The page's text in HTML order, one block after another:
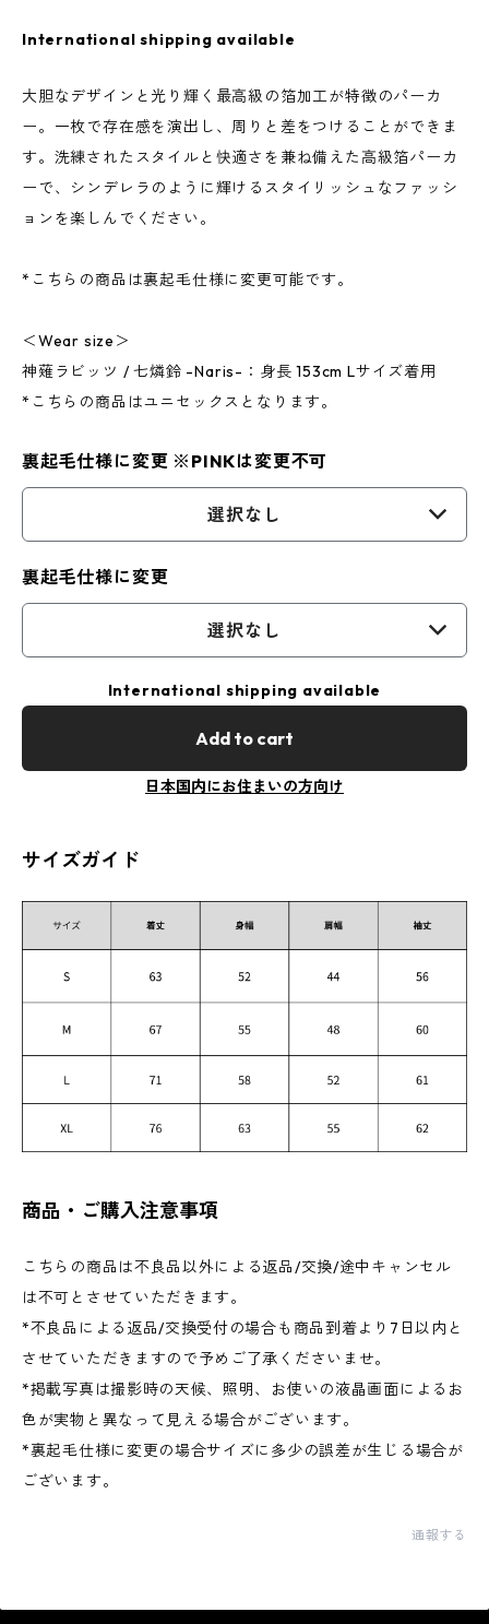
International shipping available
大胆なデザインと光り輝く最高級の箔加工が特徴のパーカ
ー。一枚で存在感を演出し、周りと差をつけることができま
す。洗練されたスタイルと快適さを兼ね備えた高級箔パーカ
ーで、シンデレラのように輝けるスタイリッシュなファッシ
ョンを楽しんでください。
*こちらの商品は裏起毛仕様に変更可能です。
＜Wear size＞
神薙ラビッツ / 七燐鈴 -Naris-：身長 153cm Lサイズ着用
*こちらの商品はユニセックスとなります。
裏起毛仕様に変更 ※PINKは変更不可
選択なし
裏起毛仕様に変更
選択なし
International shipping available
Add to cart
日本国内にお住まいの方向け
サイズガイド
商品・ご購入注意事項
こちらの商品は不良品以外による返品/交換/途中キャンセル
は不可とさせていただきます。
*不良品による返品/交換受付の場合も商品到着より7日以内と
させていただきますので予めご了承くださいませ。
*掲載写真は撮影時の天候、照明、お使いの液晶画面によるお
色が実物と異なって見える場合がございます。
*裏起毛仕様に変更の場合サイズに多少の誤差が生じる場合が
ございます。
通報する